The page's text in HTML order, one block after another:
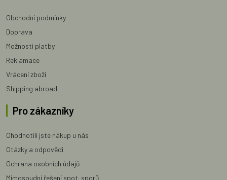
Obchodní podmínky
Doprava
Možnosti platby
Reklamace
Vrácení zboží
Shipping abroad
Pro zákazníky
Ohodnotili jste nákup u nás
Otázky a odpovědi
Ochrana osobních údajů
Mimosoudní řešení spot. sporů